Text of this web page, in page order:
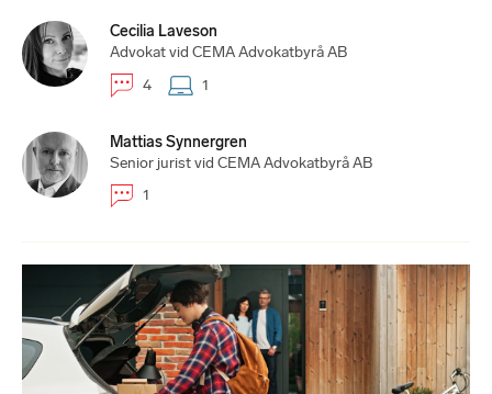
Cecilia Laveson
Advokat vid CEMA Advokatbyrå AB
4
1
Mattias Synnergren
Senior jurist vid CEMA Advokatbyrå AB
1